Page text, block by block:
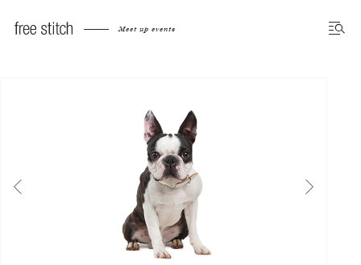
Meet up events
次へ